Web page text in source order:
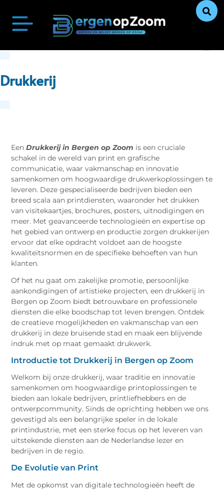
Drukkerij
EenDrukkerij in Bergen op Zoom is een cruciale
schakel in de wereld van print en grafische
communicatie, waar vakmanschap en innovatie
samenkomen om hoogwaardige drukwerkoplossingen te
leveren. Deze gespecialiseerde bedrijven bieden een
breed scala aan printdiensten, waaronder het drukken
van visitekaartjes, brochures, posters, uitnodigingen en
meer. Met geavanceerde technologieën en expertise op
het gebied van ontwerp en productie zorgen drukkerijen
ervoor dat elke opdracht voldoet aan de hoogste
kwaliteitsnormen en de specifieke behoeften van hun
klanten.
Of het nu gaat om zakelijke promotie, persoonlijke
aankondigingen of artistieke projecten, een drukkerij in
Bergen op Zoom biedt betrouwbare en professionele
diensten die elke boodschap tot leven brengen. Ontdek
de creatieve mogelijkheden en vakmanschap van een
drukkerij in deze bruisende stad en maak een blijvende
indruk met op maat gemaakt drukwerk.
Introductie tot Drukkerij in Bergen op Zoom
Welkom bij onze drukkerij, waar traditie en innovatie
samenkomen om hoogwaardige printoplossingen te
bieden aan lokale bedrijven, printliefhebbers en de
ontwerpcommunity. Sinds de oprichting hebben we ons
gevestigd als een belangrijke speler in de lokale
printindustrie, met een sterke focus op het leveren van
uitstekende diensten aan de Nederlandse lezer en
bedrijven in de regio.
De Evolutie van Print
Met de opkomst van digitale technologieën heeft de